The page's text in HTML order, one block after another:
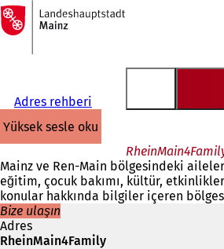
İçeriğe atla
Ana
sayfaya
Adres rehberi
yüksek sesle oku
Mainz ve Ren-Main bölgesindeki
eğitim, çocuk bakımı, kültür,
konular hakkında bilgiler içeren
Bize ulaşın
Adres
RheinMain4Family